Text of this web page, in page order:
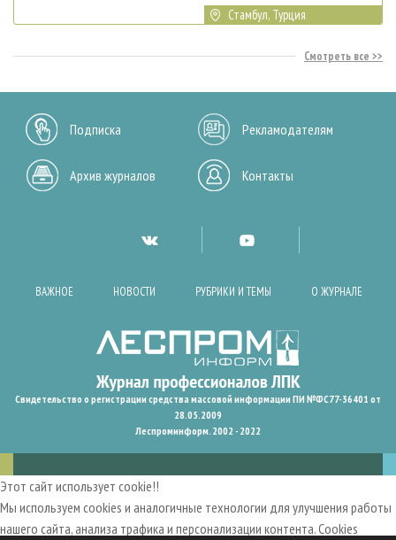
Стамбул, Турция
Смотреть все
Подписка Рекламодателям
Архив журналов Контакты
ВАЖНОЕ НОВОСТИ РУБРИКИ И ТЕМЫ О ЖУРНАЛЕ
Свидетельство о регистрации средства массовой информации ПИ №ФС77-36401 от
28.05.2009
Леспроминформ. 2002 - 2022
Этот сайт использует cookie!!
Мы используем cookies и аналогичные технологии для улучшения работы
нашего сайта, анализа трафика и персонализации контента. Cookies